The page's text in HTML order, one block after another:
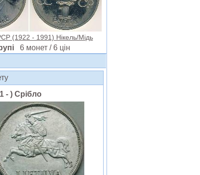
(1922 - 1991) Нікель/Мідь
6 монет / 6 цін
- ) Срібло